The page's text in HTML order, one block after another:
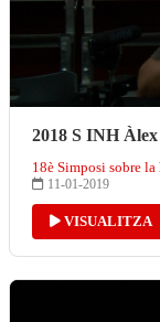
2018 S INH
18è Simposi sobre
11-01-2019
VISUALITZA